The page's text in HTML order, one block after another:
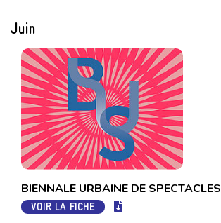
Juin
BIENNALE URBAINE DE SPECTACLES
VOIR LA FICHE